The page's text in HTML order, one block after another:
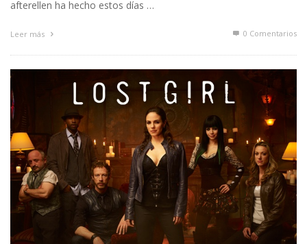
afterellen ha hecho estos días …
Leer más 0 Comentarios